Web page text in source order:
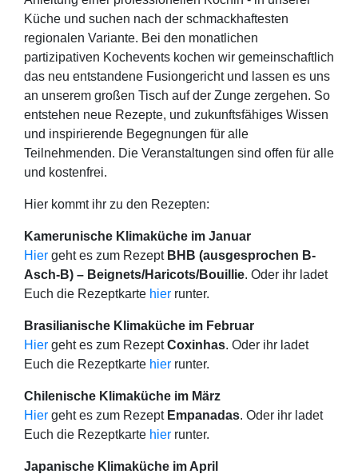
Küche und suchen nach der schmackhaftesten
regionalen Variante. Bei den monatlichen
partizipativen Kochevents kochen wir gemeinschaftlich
das neu entstandene Fusiongericht und lassen es uns
an unserem großen Tisch auf der Zunge zergehen. So
entstehen neue Rezepte, und zukunftsfähiges Wissen
und inspirierende Begegnungen für alle
Teilnehmenden. Die Veranstaltungen sind offen für alle
und kostenfrei.
Hier kommt ihr zu den Rezepten:
Kamerunische Klimaküche im Januar
Hier geht es zum RezeptBHB (ausgesprochen B-
Asch-B) – Beignets/Haricots/Bouillie. Oder ihr ladet
Euch die Rezeptkarte hier runter.
Brasilianische Klimaküche im Februar
Hier geht es zum RezeptCoxinhas. Oder ihr ladet
Euch die Rezeptkarte hier runter.
Chilenische Klimaküche im März
Hier geht es zum Rezept Empanadas. Oder ihr ladet
Euch die Rezeptkarte hier runter.
Japanische Klimaküche im April